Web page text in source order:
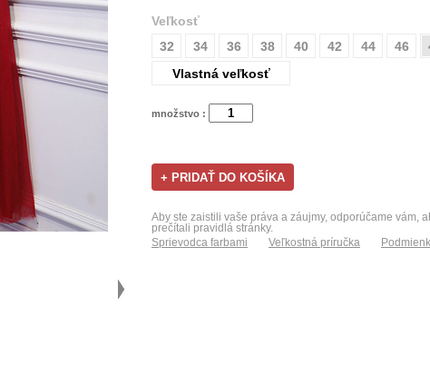
Veľkosť
32
34 36 38 40 42 44 46
Vlastná veľkosť
množstvo :
Aby ste zaistili vaše práva a záujmy, odporúčame vám,
prečítali pravidlá stránky.
Sprievodca farbami
Veľkostná príručka